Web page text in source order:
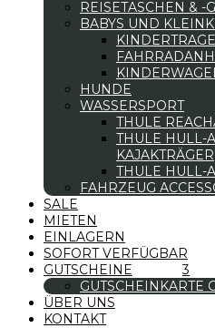
REISETASCHEN & -
BABYS UND
HUNDE
WASSERSPORT
THULE
THULE HULL-
KAJAKTRÄGER
THULE HULL-
FAHRZEUG
SALE
MIETEN
EINLAGERN
SOFORT VERFÜGBAR
GUTSCHEINE
GUTSCHEINKARTE
ÜBER UNS
KONTAKT